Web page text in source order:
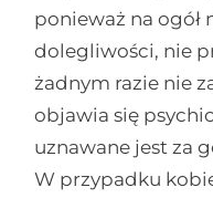
ponieważ na ogół
dolegliwości, nie
żadnym razie nie
objawia się
uznawane jest za
W przypadku